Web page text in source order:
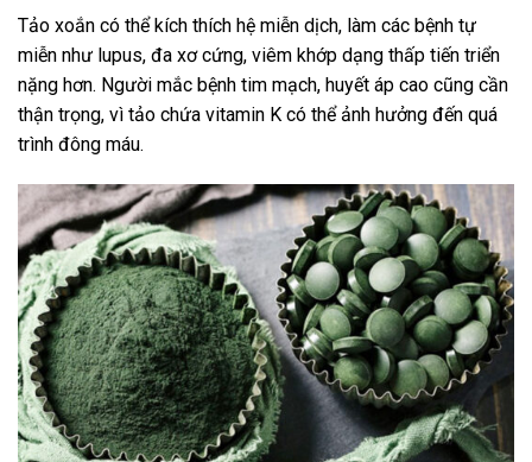
Tảo xoắn có thể kích thích hệ miễn dịch, làm các bệnh tự
miễn như lupus, đa xơ cứng, viêm khớp dạng thấp tiến triển
nặng hơn. Người mắc bệnh tim mạch, huyết áp cao cũng cần
thận trọng, vì tảo chứa vitamin K có thể ảnh hưởng đến quá
trình đông máu.